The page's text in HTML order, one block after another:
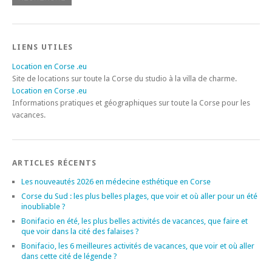
LIENS UTILES
Location en Corse .eu
Site de locations sur toute la Corse du studio à la villa de charme.
Location en Corse .eu
Informations pratiques et géographiques sur toute la Corse pour les
vacances.
ARTICLES RÉCENTS
Les nouveautés 2026 en médecine esthétique en Corse
Corse du Sud : les plus belles plages, que voir et où aller pour un été
inoubliable ?
Bonifacio en été, les plus belles activités de vacances, que faire et
que voir dans la cité des falaises ?
Bonifacio, les 6 meilleures activités de vacances, que voir et où aller
dans cette cité de légende ?